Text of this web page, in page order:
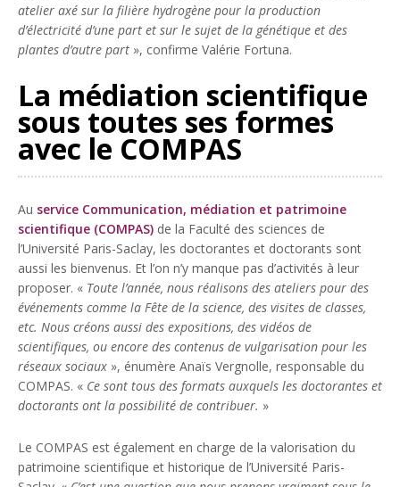
atelier axé sur la filière hydrogène pour la production
d’électricité d’une part et sur le sujet de la génétique et des
plantes d’autre part », confirme Valérie Fortuna.
La médiation scientifique
sous toutes ses formes
avec le COMPAS
Au service Communication, médiation et patrimoine
scientifique (COMPAS) de la Faculté des sciences de
l’Université Paris-Saclay, les doctorantes et doctorants sont
aussi les bienvenus. Et l’on n’y manque pas d’activités à leur
proposer. « Toute l’année, nous réalisons des ateliers pour des
événements comme la Fête de la science, des visites de classes,
etc. Nous créons aussi des expositions, des vidéos de
scientifiques, ou encore des contenus de vulgarisation pour les
réseaux sociaux », énumère Anaïs Vergnolle, responsable du
COMPAS. « Ce sont tous des formats auxquels les doctorantes et
doctorants ont la possibilité de contribuer. »
Le COMPAS est également en charge de la valorisation du
patrimoine scientifique et historique de l’Université Paris-